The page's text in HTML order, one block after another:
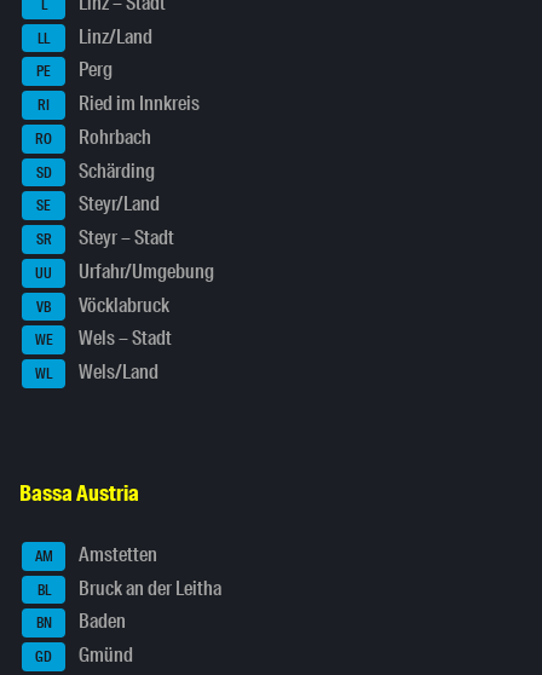
L
LL Linz/Land
PE Perg
RI Ried im Innkreis
RO Rohrbach
SD Schärding
SE Steyr/Land
SR Steyr – Stadt
UU Urfahr/Umgebung
VB Vöcklabruck
WE Wels – Stadt
WL Wels/Land
Bassa Austria
AM Amstetten
BL Bruck an der Leitha
BN Baden
GD Gmünd